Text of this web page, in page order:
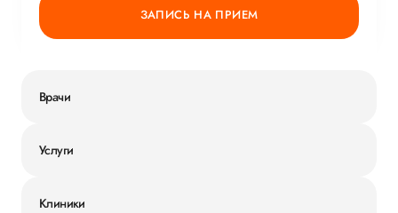
ЗАПИСЬ НА ПРИЕМ
Врачи
Услуги
Клиники